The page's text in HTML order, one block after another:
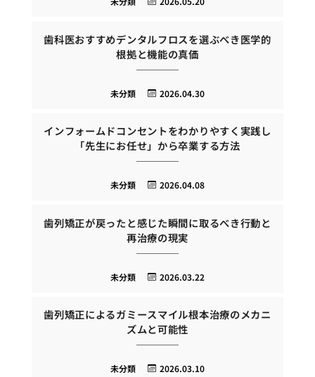
歯科医おすすめデンタルフロスを選ぶべき医学的
根拠と機能の真価
2026.04.30
未分類
インフォームドコンセントをわかりやすく実践し
「先生にお任せ」から卒業する方法
2026.04.08
未分類
歯列矯正が戻ったと感じた瞬間に取るべき行動と
再治療の現実
2026.03.22
未分類
歯列矯正によるガミースマイル根本治療のメカニ
ズムと可能性
2026.03.10
未分類